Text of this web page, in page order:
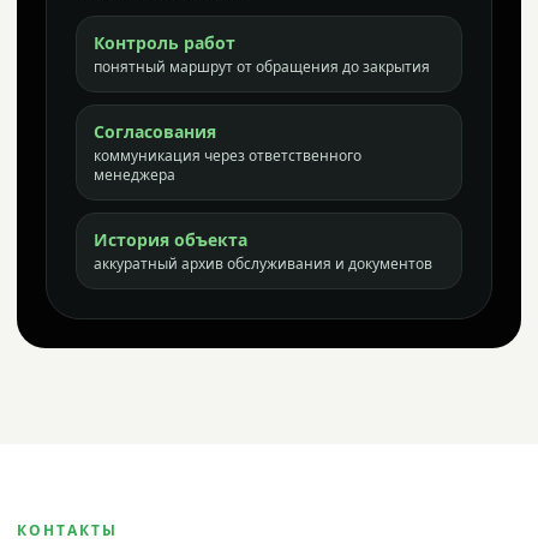
Контроль работ
понятный маршрут от обращения до закрытия
Согласования
коммуникация через ответственного
менеджера
История объекта
аккуратный архив обслуживания и документов
КОНТАКТЫ